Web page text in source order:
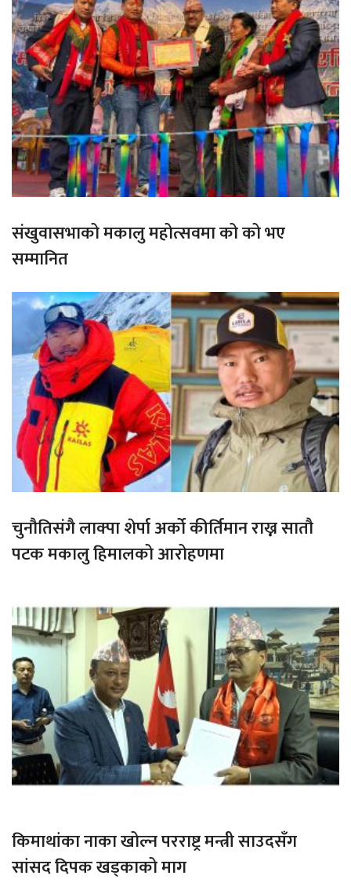
संखुवासभाको मकालु महोत्सवमा को को भए
सम्मानित
चुनौतिसंगै लाक्पा शेर्पा अर्को कीर्तिमान राख्न सातौ
पटक मकालु हिमालको आरोहणमा
किमाथांका नाका खोल्न परराष्ट्र मन्त्री साउदसँग
सांसद दिपक खड्काको माग